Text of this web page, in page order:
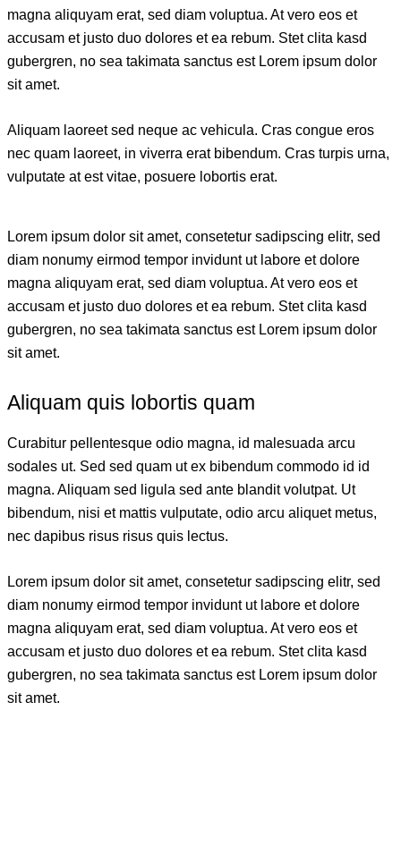
magna aliquyam erat, sed diam voluptua. At vero eos et
accusam et justo duo dolores et ea rebum. Stet clita kasd
gubergren, no sea takimata sanctus est Lorem ipsum dolor
sit amet.
Aliquam laoreet sed neque ac vehicula. Cras congue eros
nec quam laoreet, in viverra erat bibendum. Cras turpis urna,
vulputate at est vitae, posuere lobortis erat.
Lorem ipsum dolor sit amet, consetetur sadipscing elitr, sed
diam nonumy eirmod tempor invidunt ut labore et dolore
magna aliquyam erat, sed diam voluptua. At vero eos et
accusam et justo duo dolores et ea rebum. Stet clita kasd
gubergren, no sea takimata sanctus est Lorem ipsum dolor
sit amet.
Aliquam quis lobortis quam
Curabitur pellentesque odio magna, id malesuada arcu
sodales ut. Sed sed quam ut ex bibendum commodo id id
magna. Aliquam sed ligula sed ante blandit volutpat. Ut
bibendum, nisi et mattis vulputate, odio arcu aliquet metus,
nec dapibus risus risus quis lectus.
Lorem ipsum dolor sit amet, consetetur sadipscing elitr, sed
diam nonumy eirmod tempor invidunt ut labore et dolore
magna aliquyam erat, sed diam voluptua. At vero eos et
accusam et justo duo dolores et ea rebum. Stet clita kasd
gubergren, no sea takimata sanctus est Lorem ipsum dolor
sit amet.